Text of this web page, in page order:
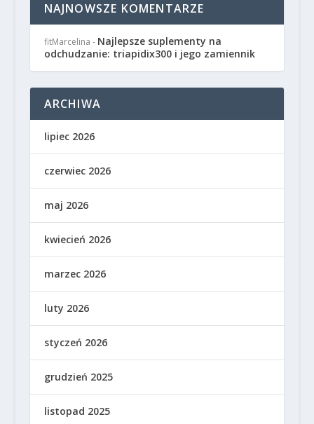
NAJNOWSZE KOMENTARZE
fitMarcelina - Najlepsze suplementy na
odchudzanie: triapidix300 i jego zamiennik
ARCHIWA
lipiec 2026
czerwiec 2026
maj 2026
kwiecień 2026
marzec 2026
luty 2026
styczeń 2026
grudzień 2025
listopad 2025